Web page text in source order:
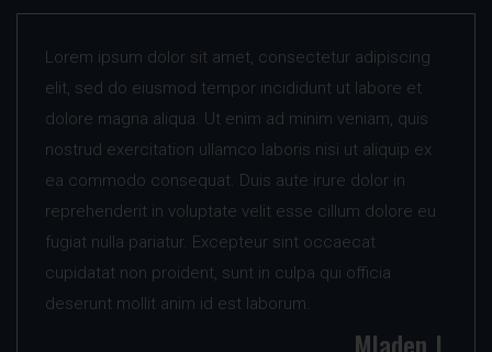
Lorem ipsum dolor sit amet, consectetur adipiscing
elit, sed do eiusmod tempor incididunt ut labore et
dolore magna aliqua. Ut enim ad minim veniam, quis
nostrud exercitation ullamco laboris nisi ut aliquip ex
ea commodo consequat. Duis aute irure dolor in
reprehenderit in voluptate velit esse cillum dolore eu
fugiat nulla pariatur. Excepteur sint occaecat
cupidatat non proident, sunt in culpa qui officia
deserunt mollit anim id est laborum.